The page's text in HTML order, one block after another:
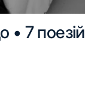
• 7 поезій